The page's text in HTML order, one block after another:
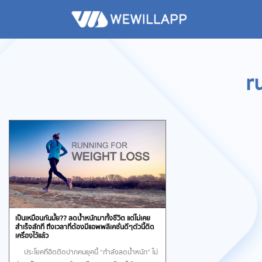
เป็นเหมือนกันมั้ย?? ลดน้ำหนักมาทั้งชีวิต แต่ไม่เคย
สำเร็จสักที ถึงเวลาที่ต้องมีแอพพลิเคชั่นดีๆตัวนี้ติด
เครื่องไว้แล้ว
ประโยคที่ฮิตติดปากคนยุคนี้ “กำลังลดน้ำหนัก” ไม่